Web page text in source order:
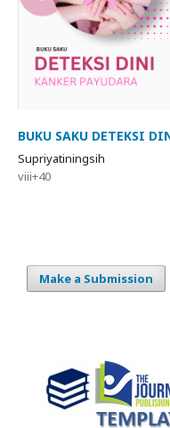
BUKU SAKU DETEKSI
Supriyatiningsih
viii+40
Make a Submission